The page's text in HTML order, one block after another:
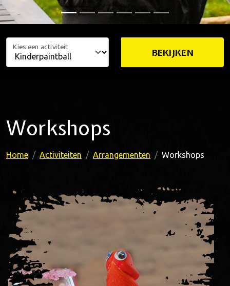
Kies een activiteit BEKIJKEN
Workshops
Home Activiteiten Arrangementen Workshops